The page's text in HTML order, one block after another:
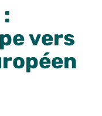
vers